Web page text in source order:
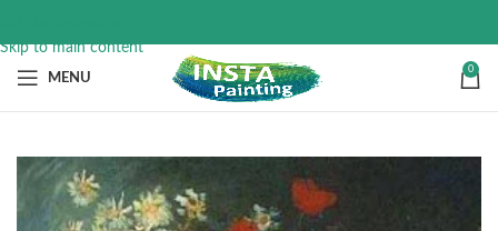
Skip to main content
MENU
0